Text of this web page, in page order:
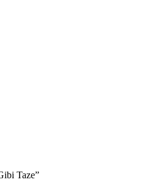
Taze”